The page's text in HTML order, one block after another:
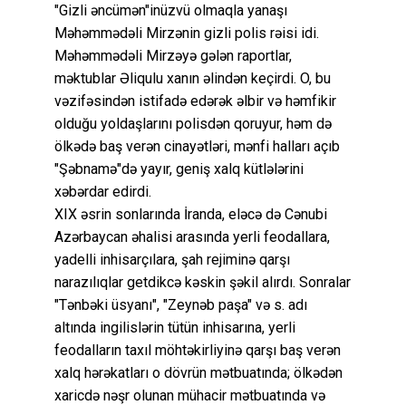
"Gizli əncümən"inüzvü olmaqla yanaşı
Məhəmmədəli Mirzənin gizli polis rəisi idi.
Məhəmmədəli Mirzəyə gələn raportlar,
məktublar Əliqulu xanın əlindən keçirdi. O, bu
vəzifəsindən istifadə edərək əlbir və həmfikir
olduğu yoldaşlarını polisdən qoruyur, həm də
ölkədə baş verən cinayətləri, mənfi halları açıb
"Şəbnamə"də yayır, geniş xalq kütlələrini
xəbərdar edirdi.
XIX əsrin sonlarında İranda, eləcə də Cənubi
Azərbaycan əhalisi arasında yerli feodallara,
yadelli inhisarçılara, şah rejiminə qarşı
narazılıqlar getdikcə kəskin şəkil alırdı. Sonralar
"Tənbəki üsyanı", "Zeynəb paşa" və s. adı
altında ingilislərin tütün inhisarına, yerli
feodalların taxıl möhtəkirliyinə qarşı baş verən
xalq hərəkatları o dövrün mətbuatında; ölkədən
xaricdə nəşr olunan mühacir mətbuatında və